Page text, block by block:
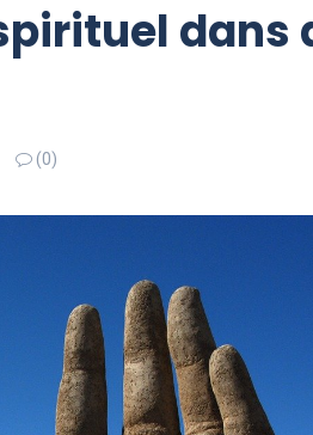
dans
(0)